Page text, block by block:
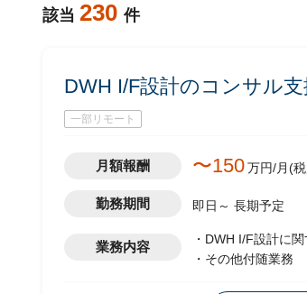
該当 230 件
DWH I/F設計のコンサル
一部リモート
月額報酬 〜150万円/月(
勤務期間 即日～ 長期予定
業務内容
・DWH I/F設計に
・その他付随業務